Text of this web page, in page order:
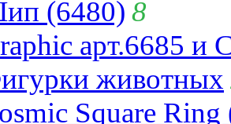
(6480) 8
арт.6685 и
животных
Square Ring